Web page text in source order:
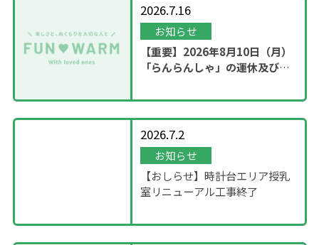
2026.7.16
お知らせ
【重要】2026年8月10日（月）
「らんらんしゃ」の運休及び園
2026.7.2
お知らせ
【おしらせ】時計台エリア授乳
室リニューアル工事終了